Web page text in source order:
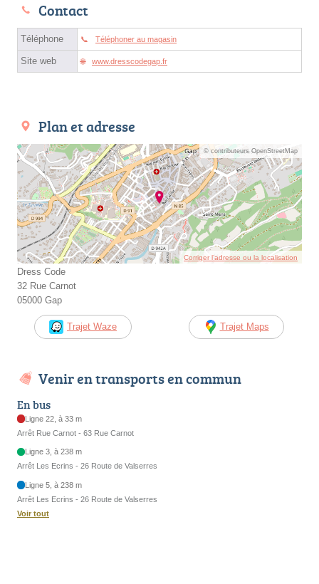
Contact
Téléphone Téléphoner au magasin
Site web www.dresscodegap.fr
Plan et adresse
© contributeurs OpenStreetMap
Corriger l’adresse ou la localisation
Dress Code
32 Rue Carnot
05000 Gap
Trajet Waze Trajet Maps
Venir en transports en commun
En bus
Ligne 22, à 33 m
Arrêt Rue Carnot - 63 Rue Carnot
Ligne 3, à 238 m
Arrêt Les Ecrins - 26 Route de Valserres
Ligne 5, à 238 m
Arrêt Les Ecrins - 26 Route de Valserres
Voir tout